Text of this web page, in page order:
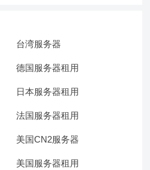
台湾服务器
德国服务器租用
日本服务器租用
法国服务器租用
美国CN2服务器
美国服务器租用